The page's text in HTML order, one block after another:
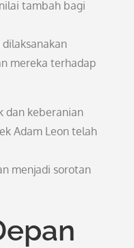
tambah bagi
mereka terhadap
dan keberanian
Adam Leon telah
menjadi sorotan